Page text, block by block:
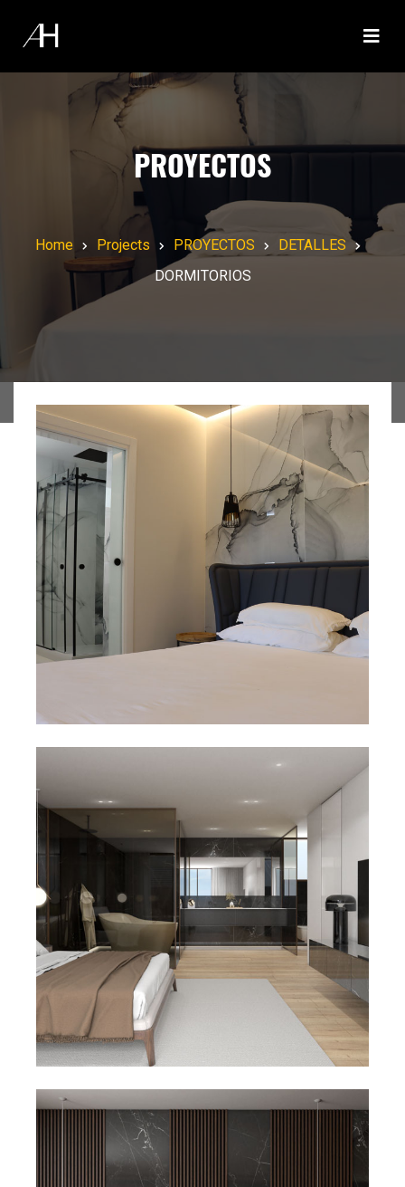
PROYECTOS
Home Projects PROYECTOS
DETALLES
DORMITORIOS